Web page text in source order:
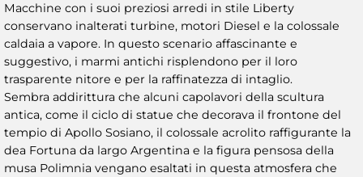
Macchine con i suoi preziosi arredi in stile Liberty
conservano inalterati turbine, motori Diesel e la colossale
caldaia a vapore. In questo scenario affascinante e
suggestivo, i marmi antichi risplendono per il loro
trasparente nitore e per la raffinatezza di intaglio.
Sembra addirittura che alcuni capolavori della scultura
antica, come il ciclo di statue che decorava il frontone del
tempio di Apollo Sosiano, il colossale acrolito raffigurante la
dea Fortuna da largo Argentina e la figura pensosa della
musa Polimnia vengano esaltati in questa atmosfera che